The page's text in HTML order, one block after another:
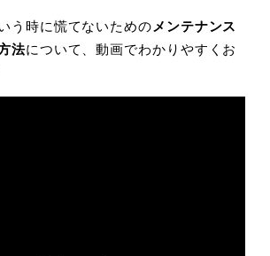
う時に慌てないためのメンテナンス
法について、動画でわかりやすくお